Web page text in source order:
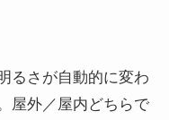
るさが自動的に変わ
屋外／屋内どちらで